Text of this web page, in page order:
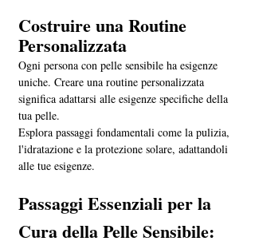
Costruire una Routine
Personalizzata
Ogni persona con pelle sensibile ha esigenze
uniche. Creare una routine personalizzata
significa adattarsi alle esigenze specifiche della
tua pelle.
Esplora passaggi fondamentali come la pulizia,
l'idratazione e la protezione solare, adattandoli
alle tue esigenze.
Passaggi Essenziali per la
Cura della Pelle Sensibile: